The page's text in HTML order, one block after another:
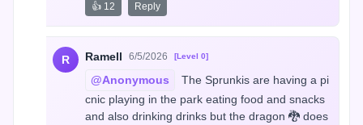
👍 12 Reply
R Ramell 6/5/2026 [Level 0]
@Anonymous
The Sprunkis are having a pi
cnic playing in the park eating food and snacks
and also drinking drinks but the dragon 🐉 does